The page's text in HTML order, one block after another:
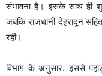
संभावना है। इसके साथ ही
जबकि राजधानी देहरादून
रही।
विभाग के अनुसार, इससे